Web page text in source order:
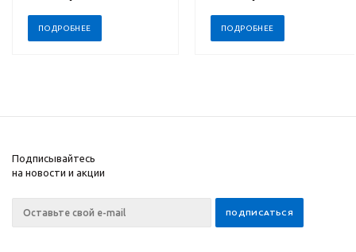
ПОДРОБНЕЕ ПОДРОБНЕЕ
Подписывайтесь
на новости и акции